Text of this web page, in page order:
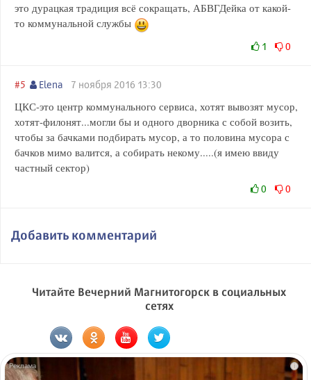
это дурацкая традиция всё сокращать, АБВГДейка от какой-
то коммунальной службы
1 0
#5 Elena 7 ноября 2016 13:30
ЦКС-это центр коммунального сервиса, хотят вывозят мусор,
хотят-филонят...могли бы и одного дворника с собой возить,
чтобы за бачками подбирать мусор, а то половина мусора с
бачков мимо валится, а собирать некому.....(я имею ввиду
частный сектор)
0 0
Добавить комментарий
Читайте Вечерний Магнитогорск в социальных
сетях
i